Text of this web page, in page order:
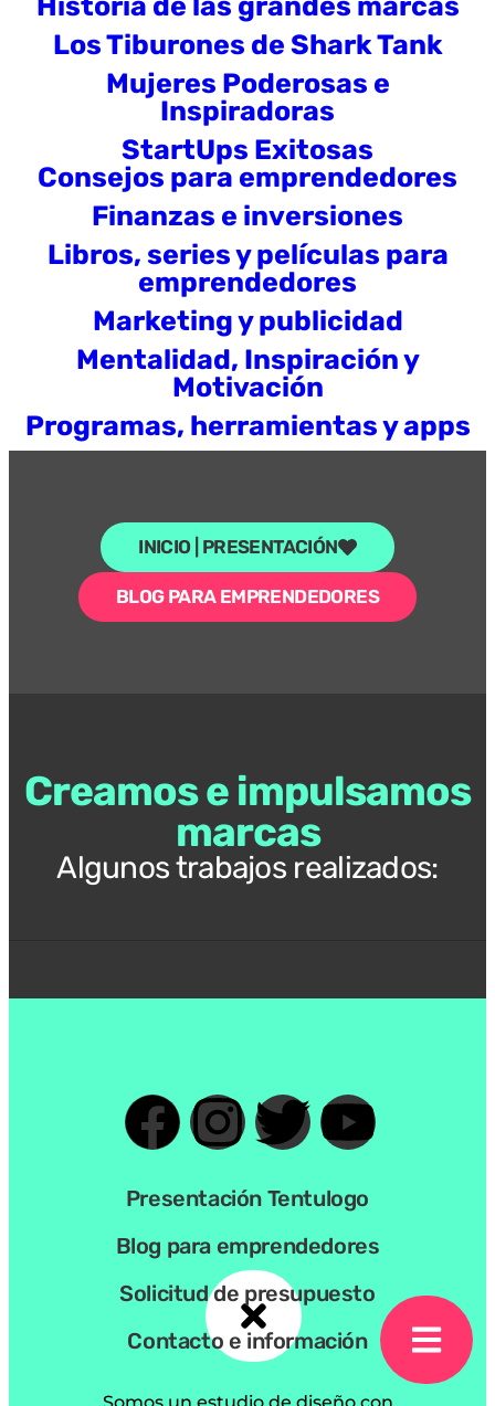
Los Tiburones de Shark Tank
Mujeres Poderosas e
Inspiradoras
StartUps Exitosas
Consejos para emprendedores
Finanzas e inversiones
Libros, series y películas para
emprendedores
Marketing y publicidad
Mentalidad, Inspiración y
Motivación
Programas, herramientas y apps
INICIO | PRESENTACIÓN
BLOG PARA EMPRENDEDORES
Creamos e impulsamos
marcas
Algunos trabajos realizados:
Presentación Tentulogo
Blog para emprendedores
Solicitud de presupuesto
Contacto e información